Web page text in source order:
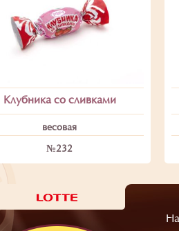
Клубника со сливками
весовая
№232